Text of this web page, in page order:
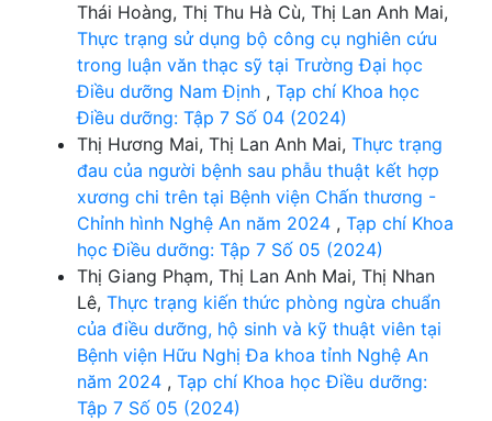
Thái Hoàng, Thị Thu Hà Cù, Thị Lan Anh Mai,
Thực trạng sử dụng bộ công cụ nghiên cứu
trong luận văn thạc sỹ tại Trường Đại học
Điều dưỡng Nam Định , Tạp chí Khoa học
Điều dưỡng: Tập 7 Số 04 (2024)
Thị Hương Mai, Thị Lan Anh Mai, Thực trạng
đau của người bệnh sau phẫu thuật kết hợp
xương chi trên tại Bệnh viện Chấn thương -
Chỉnh hình Nghệ An năm 2024 , Tạp chí Khoa
học Điều dưỡng: Tập 7 Số 05 (2024)
Thị Giang Phạm, Thị Lan Anh Mai, Thị Nhan
Lê, Thực trạng kiến thức phòng ngừa chuẩn
của điều dưỡng, hộ sinh và kỹ thuật viên tại
Bệnh viện Hữu Nghị Đa khoa tỉnh Nghệ An
năm 2024 , Tạp chí Khoa học Điều dưỡng:
Tập 7 Số 05 (2024)